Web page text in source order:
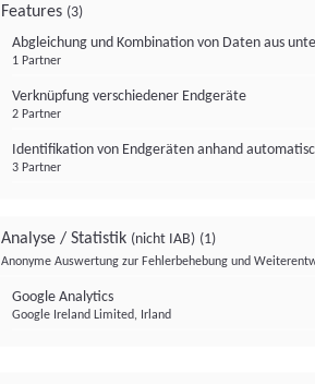
Features (3)
Abgleichung und Kombination von Daten aus
1 Partner
Verknüpfung verschiedener Endgeräte
2 Partner
Identifikation von Endgeräten anhand
3 Partner
Analyse / Statistik (nicht IAB) (1)
Anonyme Auswertung zur Fehlerbehebung und
Google Analytics
Google Ireland Limited, Irland